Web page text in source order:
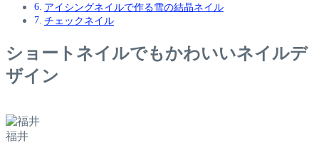
アイシングネイルで作る雪の結晶ネイル
チェックネイル
ショートネイルでもかわいいネイルデ
ザイン
福井